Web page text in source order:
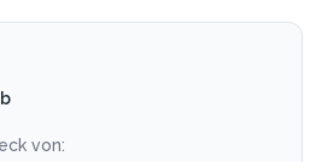
von: